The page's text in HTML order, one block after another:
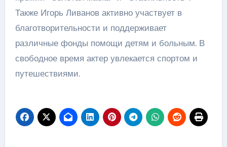
Также Игорь Ливанов активно участвует в
благотворительности и поддерживает
различные фонды помощи детям и больным. В
свободное время актер увлекается спортом и
путешествиями.